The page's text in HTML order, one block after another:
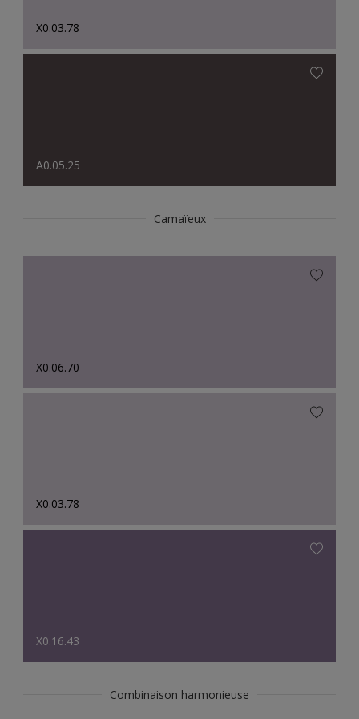
X0.03.78
A0.05.25
Camaïeux
X0.06.70
X0.03.78
X0.16.43
Combinaison harmonieuse